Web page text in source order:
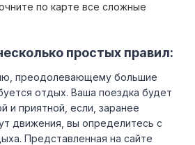
по карте все сложные
простых правил:
преодолевающему большие
отдых. Ваша поездка будет
и приятной, если, заранее
движения, вы определитесь с
Представленная на сайте